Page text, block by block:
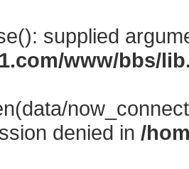
supplied
www/bbs/
denied in /